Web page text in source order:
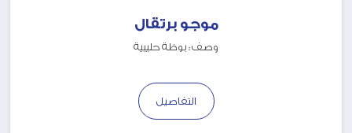
موجو برتقال
وصف : بوظة حليبية
التفاصيل